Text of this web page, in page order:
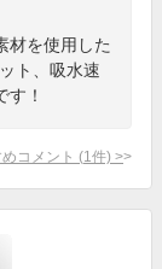
材を使用した
ト、吸水速
！
コメント (1 件) >